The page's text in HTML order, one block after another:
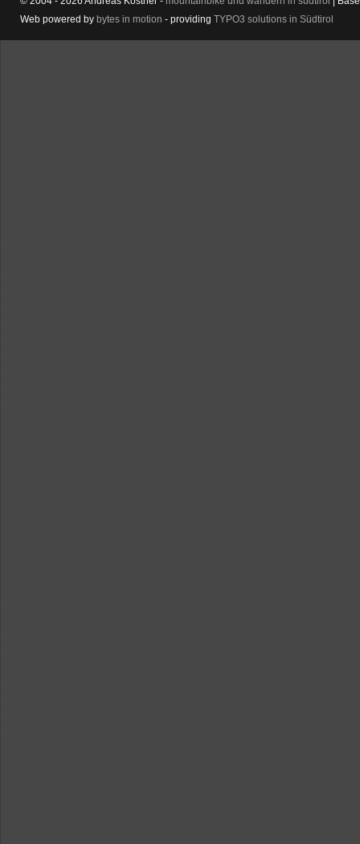
Web powered by bytes in motion - providing TYPO3 solutions in Südtirol